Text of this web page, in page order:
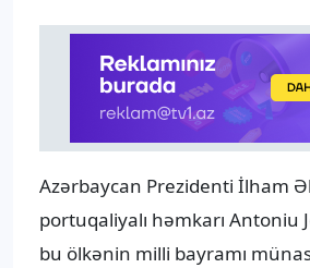
Azərbaycan Prezidenti İlham
portuqaliyalı həmkarı Antoniu
bu ölkənin milli bayramı